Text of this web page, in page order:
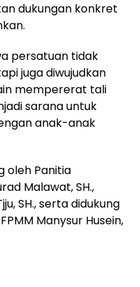
dukungan konkret
persatuan tidak
juga diwujudkan
mempererat tali
sarana untuk
anak-anak
oleh Panitia
Malawat, SH.,
SH., serta didukung
Manysur Husein,